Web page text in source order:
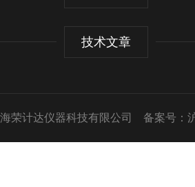
技术文章
荣计达仪器科技有限公司 备案号：